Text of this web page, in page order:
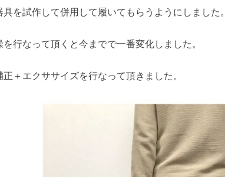
を試作して併用して履いてもらうようにしました。
行なって頂くと今までで一番変化しました。
＋エクササイズを行なって頂きました。